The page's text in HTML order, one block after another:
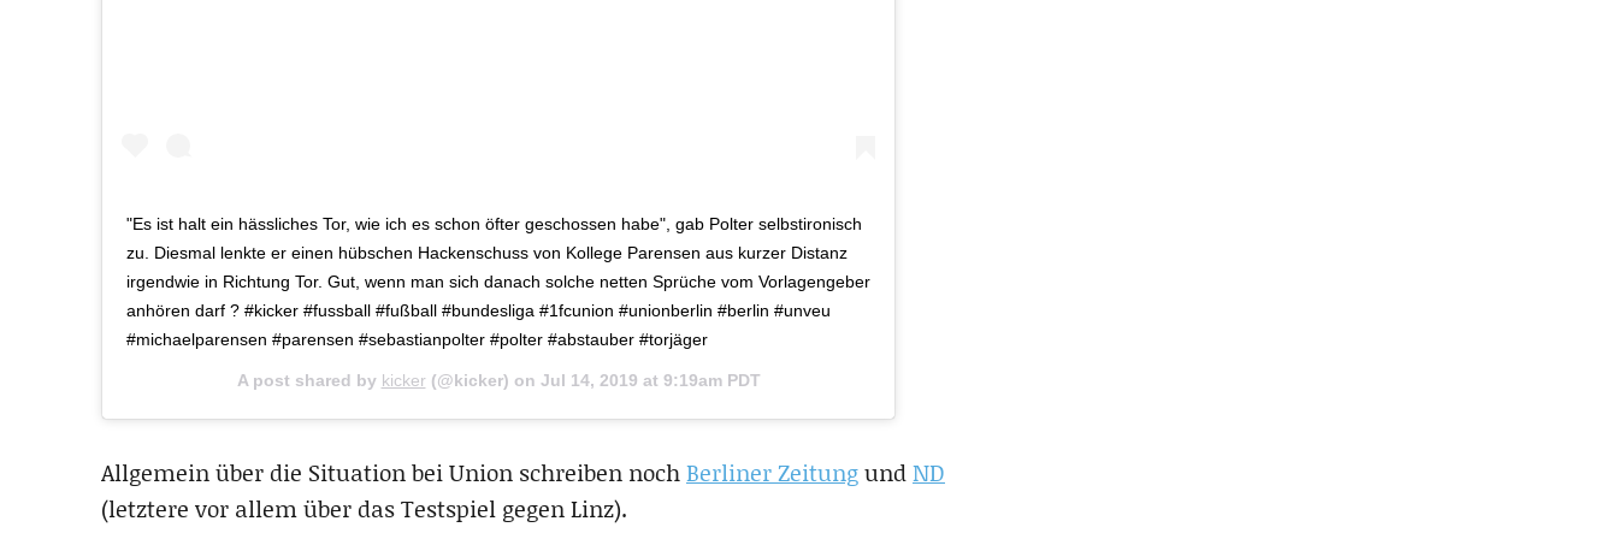
"Es ist halt ein hässliches Tor, wie ich es schon öfter geschossen habe", gab Polter selbstironisch
zu. Diesmal lenkte er einen hübschen Hackenschuss von Kollege Parensen aus kurzer Distanz
irgendwie in Richtung Tor. Gut, wenn man sich danach solche netten Sprüche vom Vorlagengeber
anhören darf ? #kicker #fussball #fußball #bundesliga #1fcunion #unionberlin #berlin #unveu
#michaelparensen #parensen #sebastianpolter #polter #abstauber #torjäger
A post shared by kicker (@kicker) on Jul 14, 2019 at 9:19am PDT
Allgemein über die Situation bei Union schreiben nochBerliner ZeitungundND
(letztere vor allem über das Testspiel gegen Linz).